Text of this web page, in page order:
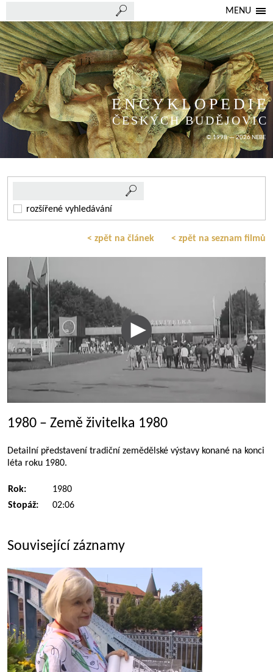
MENU
ENCYKLOPEDIE
ČESKÝCH BUDĚJOVIC
© 1998 — 2026 NEBE
rozšířené vyhledávání
< zpět na článek < zpět na seznam filmů
1980 – Země živitelka 1980
Detailní představení tradiční zemědělské výstavy konané na konci
léta roku 1980.
Rok:
1980
Stopáž:
02:06
Související záznamy